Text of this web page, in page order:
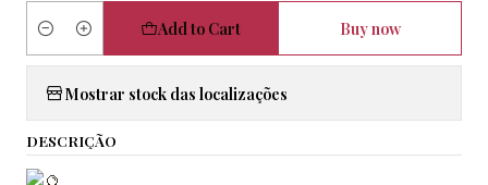
Quantity
Add to Cart Buy now
Mostrar stock das localizações
DESCRIÇÃO